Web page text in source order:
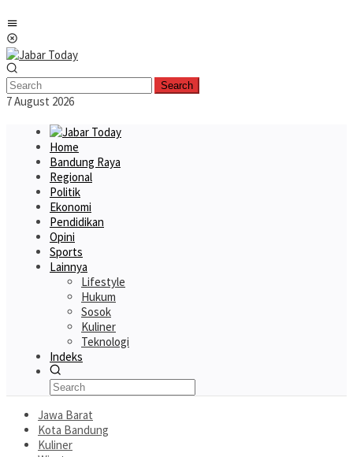
to
content
Search
7 August 2026
Home
Bandung Raya
Regional
Politik
Ekonomi
Pendidikan
Opini
Sports
Lainnya
Lifestyle
Hukum
Sosok
Kuliner
Teknologi
Indeks
Jawa Barat
Kota Bandung
Kuliner